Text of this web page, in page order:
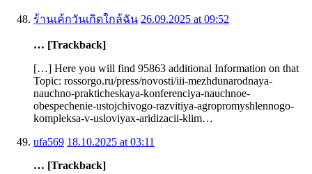
ร้านเค้กวันเกิดใกล้ฉัน 26.09.2025 at 09:52
… [Trackback]
[…] Here you will find 95863 additional Information on that
Topic: rossorgo.ru/press/novosti/iii-mezhdunarodnaya-
nauchno-prakticheskaya-konferenciya-nauchnoe-
obespechenie-ustojchivogo-razvitiya-agropromyshlennogo-
kompleksa-v-usloviyax-aridizacii-klim…
ufa569 18.10.2025 at 03:11
… [Trackback]